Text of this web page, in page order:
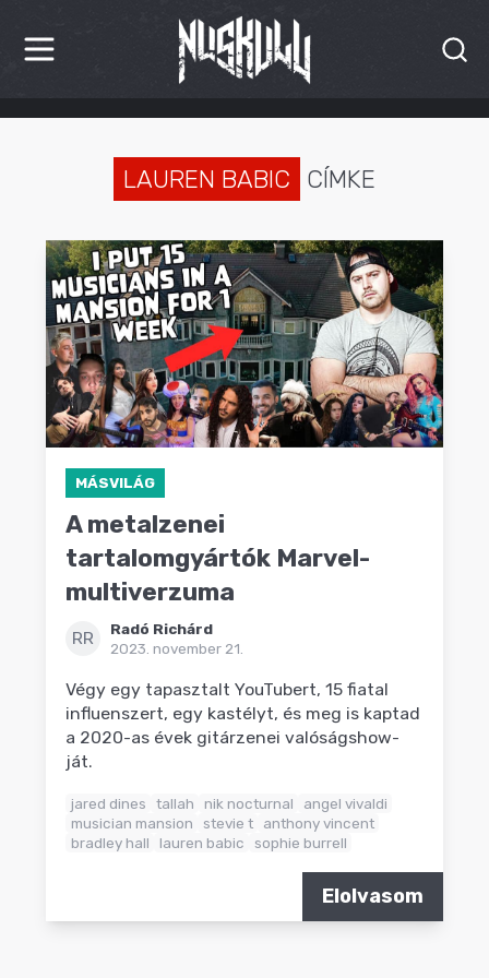
HÍREK
INTERJÚK
PREMIEREK
KULT
MÁSVILÁG
BLOG
LAUREN BABIC CÍMKE
MÁSVILÁG
A metalzenei
tartalomgyártók Marvel-
multiverzuma
RR
Radó Richárd
2023. november 21.
Végy egy tapasztalt YouTubert, 15 fiatal
influenszert, egy kastélyt, és meg is kaptad
a 2020-as évek gitárzenei valóságshow-
ját.
jared dines tallah nik nocturnal
angel vivaldi
musician mansion
stevie t
anthony vincent
bradley hall
lauren babic sophie burrell
Elolvasom